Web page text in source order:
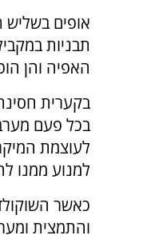
תבניות
האפיה והן
לעוצמת
למנוע ממנו
כאשר
והתמצית